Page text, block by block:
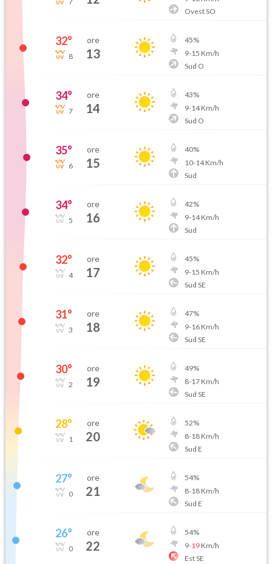
Ovest SO
32°
8
ore
13
45%
9-15 Km/h
Sud O
34°
7
ore
14
43%
9-14Km/h
Sud O
35°
6
ore
15
40%
10-14Km/h
Sud
34°
5
ore
16
42%
9-14Km/h
Sud
32°
4
ore
17
45%
9-15 Km/h
Sud SE
31°
3
ore
18
47%
9-16Km/h
Sud SE
30°
2
ore
19
49%
8-17Km/h
Sud SE
28°
1
ore
20
52%
8-18Km/h
Sud E
27°
0
ore
21
54%
8-18Km/h
Sud E
26°
0
ore
22
54%
9-19Km/h
Est SE